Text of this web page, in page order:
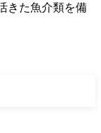
きた魚介類を備